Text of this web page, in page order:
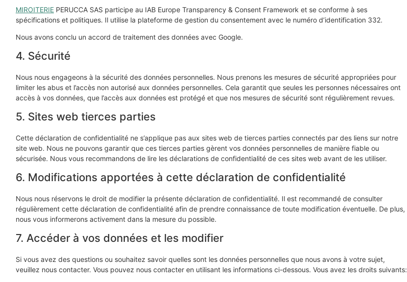
MIROITERIE PERUCCA SAS participe au IAB Europe Transparency & Consent Framework et se conforme à ses
spécifications et politiques. Il utilise la plateforme de gestion du consentement avec le numéro d’identification 332.
Nous avons conclu un accord de traitement des données avec Google.
4. Sécurité
Nous nous engageons à la sécurité des données personnelles. Nous prenons les mesures de sécurité appropriées pour
limiter les abus et l’accès non autorisé aux données personnelles. Cela garantit que seules les personnes nécessaires ont
accès à vos données, que l’accès aux données est protégé et que nos mesures de sécurité sont régulièrement revues.
5. Sites web tierces parties
Cette déclaration de confidentialité ne s’applique pas aux sites web de tierces parties connectés par des liens sur notre
site web. Nous ne pouvons garantir que ces tierces parties gèrent vos données personnelles de manière fiable ou
sécurisée. Nous vous recommandons de lire les déclarations de confidentialité de ces sites web avant de les utiliser.
6. Modifications apportées à cette déclaration de confidentialité
Nous nous réservons le droit de modifier la présente déclaration de confidentialité. Il est recommandé de consulter
régulièrement cette déclaration de confidentialité afin de prendre connaissance de toute modification éventuelle. De plus,
nous vous informerons activement dans la mesure du possible.
7. Accéder à vos données et les modifier
Si vous avez des questions ou souhaitez savoir quelles sont les données personnelles que nous avons à votre sujet,
veuillez nous contacter. Vous pouvez nous contacter en utilisant les informations ci-dessous. Vous avez les droits suivants: